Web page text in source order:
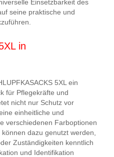
Einsetzbarkeit des
seine praktische und
in
5XL ein
für Pflegekräfte und
nicht nur Schutz vor
einheitliche und
verschiedenen Farboptionen
dazu genutzt werden,
Zuständigkeiten kenntlich
und Identifikation